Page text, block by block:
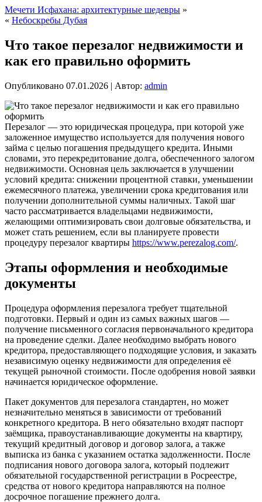
Мечети Исфахана: архитектурные шедевры »
« Небоскребы Дубая
Что такое перезалог недвижимости и
как его правильно оформить
Опубликовано 07.01.2026 | Автор: admin
Перезалог — это юридическая процедура, при которой уже
заложенное имущество используется для получения нового
займа с целью погашения предыдущего кредита. Иными
словами, это перекредитование долга, обеспеченного залогом
недвижимости. Основная цель заключается в улучшении
условий кредита: снижении процентной ставки, уменьшении
ежемесячного платежа, увеличении срока кредитования или
получении дополнительной суммы наличных. Такой шаг
часто рассматривается владельцами недвижимости,
желающими оптимизировать свои долговые обязательства, и
может стать решением, если вы планируете провести
процедуру перезалог квартиры https://www.perezalog.com/.
Этапы оформления и необходимые
документы
Процедура оформления перезалога требует тщательной
подготовки. Первый и один из самых важных шагов —
получение письменного согласия первоначального кредитора
на проведение сделки. Далее необходимо выбрать нового
кредитора, предоставляющего подходящие условия, и заказать
независимую оценку недвижимости для определения её
текущей рыночной стоимости. После одобрения новой заявки
начинается юридическое оформление.
Пакет документов для перезалога стандартен, но может
незначительно меняться в зависимости от требований
конкретного кредитора. В него обязательно входят паспорт
заёмщика, правоустанавливающие документы на квартиру,
текущий кредитный договор и договор залога, а также
выписка из банка с указанием остатка задолженности. После
подписания нового договора залога, который подлежит
обязательной государственной регистрации в Росреестре,
средства от нового кредитора направляются на полное
досрочное погашение прежнего долга.